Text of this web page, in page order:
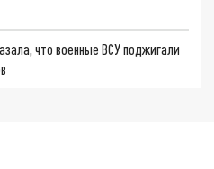
что военные ВСУ поджигали